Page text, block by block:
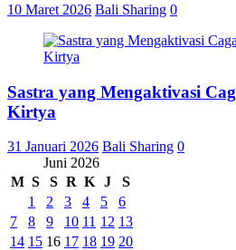
10 Maret 2026 Bali Sharing 0
Sastra yang Mengaktivasi
Kirtya
31 Januari 2026 Bali Sharing 0
Juni 2026
M S S R K J
S
1
2 3 4 5
6
7
8 9 10 11 12 13
14 15 16 17 18 19 20